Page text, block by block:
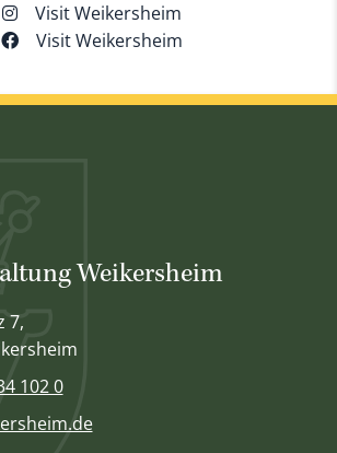
Visit Weikersheim
Visit Weikersheim
Weikersheim
7,
102 0